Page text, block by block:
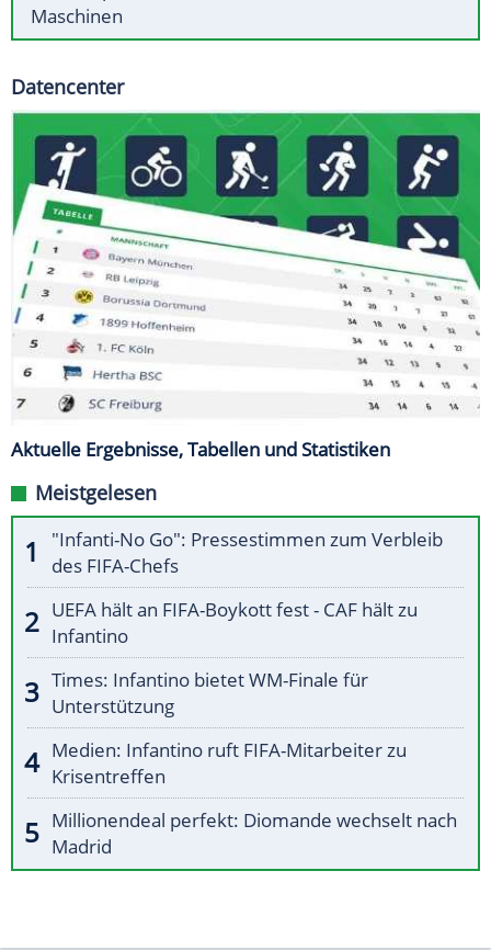
Maschinen
Datencenter
Aktuelle Ergebnisse, Tabellen und Statistiken
Meistgelesen
"Infanti-No Go": Pressestimmen zum Verbleib
des FIFA-Chefs
UEFA hält an FIFA-Boykott fest - CAF hält zu
Infantino
Times: Infantino bietet WM-Finale für
Unterstützung
Medien: Infantino ruft FIFA-Mitarbeiter zu
Krisentreffen
Millionendeal perfekt: Diomande wechselt nach
Madrid